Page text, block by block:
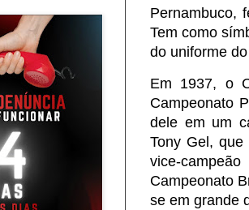
Pernambuco,
Tem como
do uniforme
Em 1937, o
Campeonato
dele em um
Tony Gel,
vice-
Campeonato
se em grande